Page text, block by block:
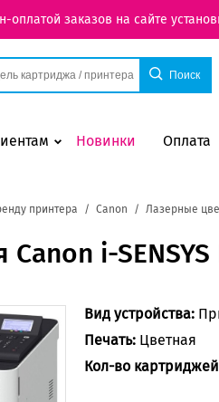
оплатой заказов на сайте
Новинки Оплата
принтера Canon Лазерные
i-SENSYS
Вид устройства:
Печать: Цветная
Кол-во